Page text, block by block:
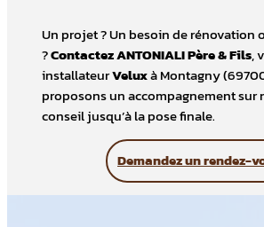
Un projet ? Un besoin de rénovation
?Contactez ANTONIALI Père & Fils,
installateurVeluxà Montagny
proposons un accompagnement sur
conseil jusqu’à la pose finale.
Demandez un rendez-